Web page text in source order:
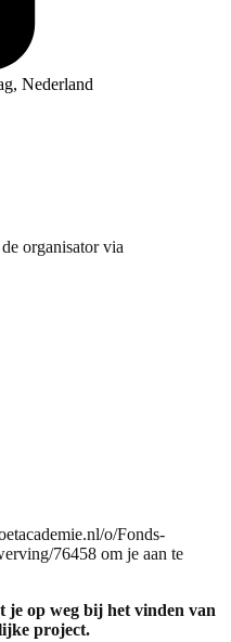
Nederland
organisator via
o/Fonds-
76458 om je aan te
je op weg bij het vinden van
project.